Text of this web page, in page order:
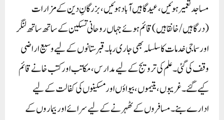
مساجد تعمیر ہوئیں، عیدگاہیں آباد ہوئیں، بزرگانِ دین کے مزارات
(درگاہیں/خانقاہیں) قائم ہوئے جہاں روحانی تسکین کے ساتھ ساتھ لنگر
اور سماجی خدمات کا سلسلہ بھی جاری رہا۔ قبرستانوں کے لیے وسیع اراضی
وقف کی گئی۔ علم کی ترویج کے لیے مدارس، مکاتب اور کتب خانے قائم
کیے گئے۔ غریبوں، یتیموں، بیواؤں اور مسکینوں کی کفالت کے لیے
ادارے بنے۔ مسافروں کے ٹھہرنے کے لیے سرائے اور بیماروں کے